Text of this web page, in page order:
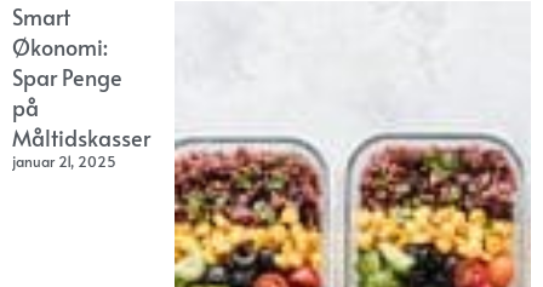
Smart
Økonomi:
Spar Penge
på
Måltidskasser
januar 21, 2025